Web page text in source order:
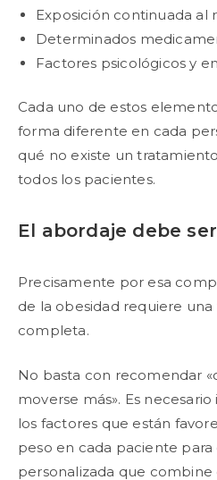
Exposición continuada al
Determinados
Factores psicológicos y
Cada uno de estos
forma diferente en cada
qué no existe un
todos los pacientes.
El abordaje debe
Precisamente por esa
de la obesidad requiere
completa.
No basta con recomendar
moverse más». Es
los factores que están
peso en cada paciente
personalizada que